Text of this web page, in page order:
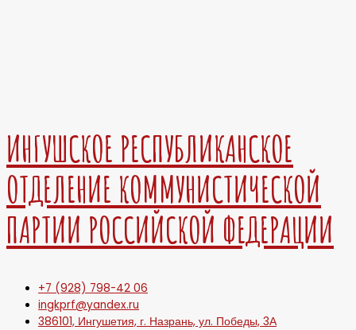
ИНГУШСКОЕ РЕСПУБЛИКАНСКОЕ
ОТДЕЛЕНИЕ КОММУНИСТИЧЕСКОЙ
ПАРТИИ РОССИЙСКОЙ ФЕДЕРАЦИИ
+7 (928) 798-42 06
ingkprf@yandex.ru
386101, Ингушетия, г. Назрань, ул. Победы, 3А